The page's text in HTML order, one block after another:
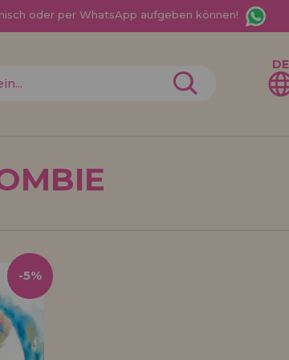
oder per WhatsApp aufgeben können!
Händler
Sind Sie ein Profi oder ein Unternehmen?
Ihrem Geschäft verkaufen? Registrieren Sie
mehr über unsere Verkaufsbedingungen
Vertrieb.
Los gehts! Wir haben auf dich gewartet.
DE
-5%